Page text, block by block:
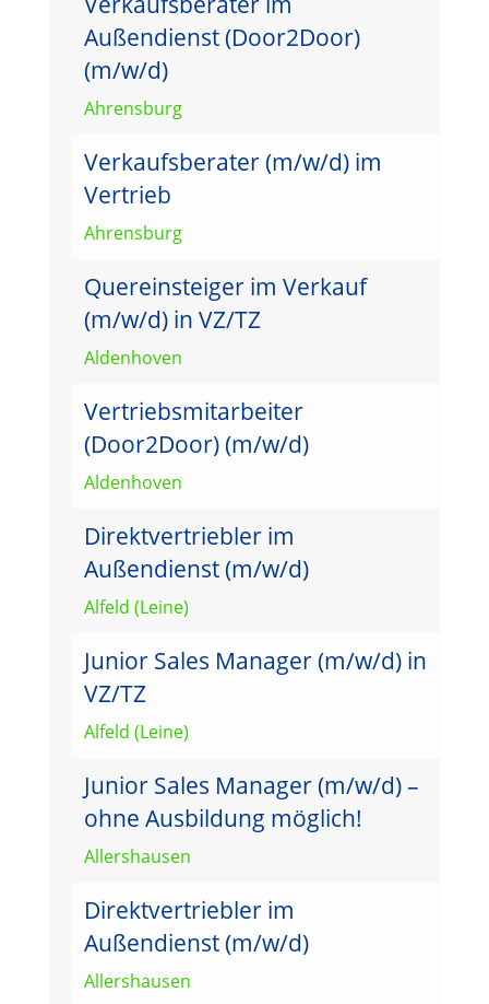
Außendienst (Door2Door)
(m/w/d)
Ahrensburg
Verkaufsberater (m/w/d) im
Vertrieb
Ahrensburg
Quereinsteiger im Verkauf
(m/w/d) in VZ/TZ
Aldenhoven
Vertriebsmitarbeiter
(Door2Door) (m/w/d)
Aldenhoven
Direktvertriebler im
Außendienst (m/w/d)
Alfeld (Leine)
Junior Sales Manager (m/w/d) in
VZ/TZ
Alfeld (Leine)
Junior Sales Manager (m/w/d) –
ohne Ausbildung möglich!
Allershausen
Direktvertriebler im
Außendienst (m/w/d)
Allershausen